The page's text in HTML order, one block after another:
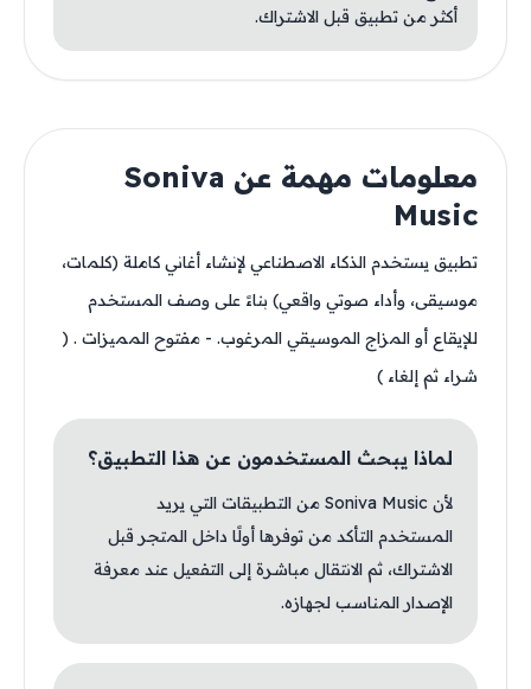
أكثر من تطبيق قبل الاشتراك.
معلومات مهمة عن Soniva
Music
تطبيق يستخدم الذكاء الاصطناعي لإنشاء أغاني كاملة (كلمات،
موسيقى، وأداء صوتي واقعي) بناءً على وصف المستخدم
للإيقاع أو المزاج الموسيقي المرغوب. - مفتوح المميزات . (
شراء ثم إلغاء )
لماذا يبحث المستخدمون عن هذا التطبيق؟
لأن Soniva Music من التطبيقات التي يريد
المستخدم التأكد من توفرها أولًا داخل المتجر قبل
الاشتراك، ثم الانتقال مباشرة إلى التفعيل عند معرفة
الإصدار المناسب لجهازه.